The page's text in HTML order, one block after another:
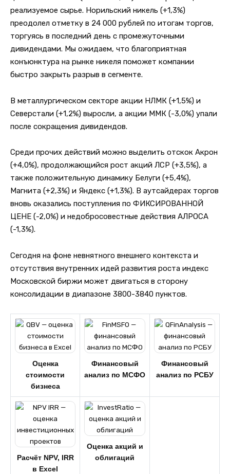
реализуемое сырье. Норильский никель (+1,3%)
преодолел отметку в 24 000 рублей по итогам торгов,
торгуясь в последний день с промежуточными
дивидендами. Мы ожидаем, что благоприятная
конъюнктура на рынке никеля поможет компании
быстро закрыть разрыв в сегменте.
В металлургическом секторе акции НЛМК (+1,5%) и
Северстали (+1,2%) выросли, а акции ММК (-3,0%) упали
после сокращения дивидендов.
Среди прочих действий можно выделить отскок Акрон
(+4,0%), продолжающийся рост акций ЛСР (+3,5%), а
также положительную динамику Белуги (+5,4%),
Магнита (+2,3%) и Яндекс (+1,3%). В аутсайдерах торгов
вновь оказались поступления по ФИКСИРОВАННОЙ
ЦЕНЕ (-2,0%) и недобросовестные действия АЛРОСА
(-1,3%).
Сегодня на фоне невнятного внешнего контекста и
отсутствия внутренних идей развития роста индекс
Московской биржи может двигаться в сторону
консолидации в диапазоне 3800-3840 пунктов.
Оценка
стоимости
бизнеса
Финансовый
анализ по МСФО
Финансовый
анализ по РСБУ
Расчёт NPV, IRR
в Excel
Оценка акций и
облигаций